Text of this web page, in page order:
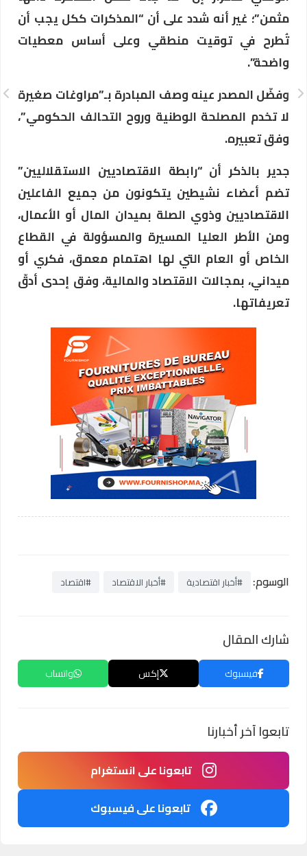
مثمن”؛ غير أنه شدد على أن “المذكرات ككل يجب أن
تُطرح في توقيت منطقي وعلى أساس معطيات
واضحة”.
وفضّل المصدر عينه وصف المبادرة بـ”مراوغات صغيرة
لا تخدم المصلحة الوطنية وروح التحالف الحكومي”،
وفق تعبيره.
جدير بالذكر أن “رابطة الاقتصاديين الاستقلاليين”
تضم أعضاء نشيطين يتكونون من جميع الفاعلين
الاقتصاديين وذوي الصلة بميدان المال أو الأعمال،
ومن الأطر العليا المسيرة والمسؤولة في القطاع
الخاص أو العام التي لها اهتمام معمق، فكري أو
ميداني، بمجالات الاقتصاد والمالية، وفق إحدى أدقّ
تعريفاتها.
الوسوم: #أخبار اقتصادية #أخبار الاقتصاد #اقتصاد
شارك المقال
فيسبوك إكس واتساب
تابعوا آخر أخبارنا
تابعونا على انستغرام
تابعونا على فيسبوك